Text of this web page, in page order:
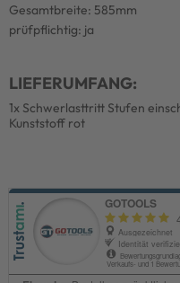
Gesamtbreite: 585mm
prüfpflichtig: ja
LIEFERUMFANG:
1x Schwerlasttritt Stufen
Kunststoff rot